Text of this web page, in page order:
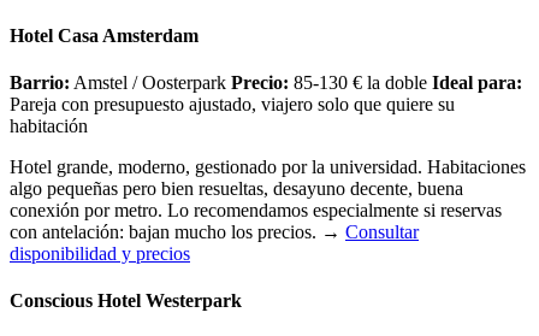
Hotel Casa Amsterdam
Barrio: Amstel / Oosterpark Precio: 85-130 € la doble Ideal para:
Pareja con presupuesto ajustado, viajero solo que quiere su
habitación
Hotel grande, moderno, gestionado por la universidad. Habitaciones
algo pequeñas pero bien resueltas, desayuno decente, buena
conexión por metro. Lo recomendamos especialmente si reservas
con antelación: bajan mucho los precios. → Consultar
disponibilidad y precios
Conscious Hotel Westerpark